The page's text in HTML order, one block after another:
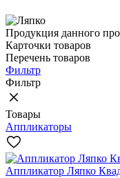
Продукция данного
Карточки товаров
Перечень товаров
Фильтр
Фильтр
Товары
Аппликаторы
Аппликатор Ляпко